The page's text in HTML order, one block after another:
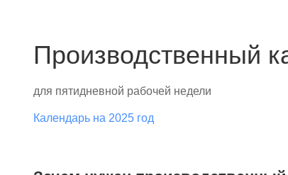
Производственный
для пятидневной рабочей недели
Календарь на 2025 год